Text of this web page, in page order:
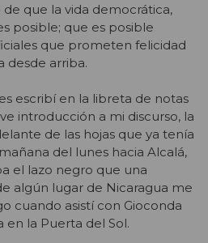
de que la vida democrática,
posible; que es posible
que prometen felicidad
desde arriba.
escribí en la libreta de notas
introducción a mi discurso, la
de las hojas que ya tenía
del lunes hacia Alcalá,
el lazo negro que una
algún lugar de Nicaragua me
cuando asistí con Gioconda
la Puerta del Sol.